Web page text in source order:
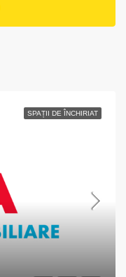
SPAȚII DE ÎNCHIRIAT